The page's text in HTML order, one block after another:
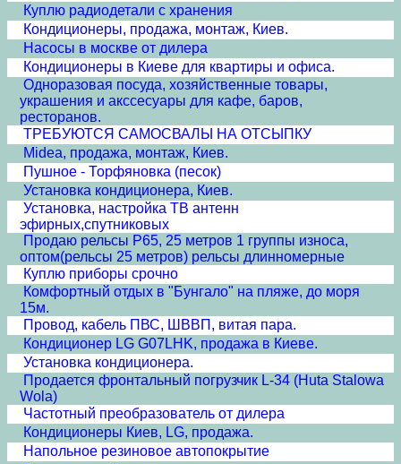
Куплю радиодетали с хранения
Кондиционеры, продажа, монтаж, Киев.
Насосы в москве от дилера
Кондиционеры в Киеве для квартиры и офиса.
Одноразовая посуда, хозяйственные товары,
украшения и акссесуары для кафе, баров,
ресторанов.
ТРЕБУЮТСЯ САМОСВАЛЫ НА ОТСЫПКУ
Midea, продажа, монтаж, Киев.
Пушное - Торфяновка (песок)
Установка кондиционера, Киев.
Установка, настройка ТВ антенн
эфирных,спутниковых
Продаю рельсы Р65, 25 метров 1 группы износа,
оптом(рельсы 25 метров) рельсы длинномерные
Куплю приборы срочно
Комфортный отдых в "Бунгало" на пляже, до моря
15м.
Провод, кабель ПВС, ШВВП, витая пара.
Кондиционер LG G07LHK, продажа в Киеве.
Установка кондиционера.
Продается фронтальный погрузчик L-34 (Huta Stalowa
Wola)
Частотный преобразователь от дилера
Кондиционеры Киев, LG, продажа.
Напольное резиновое автопокрытие